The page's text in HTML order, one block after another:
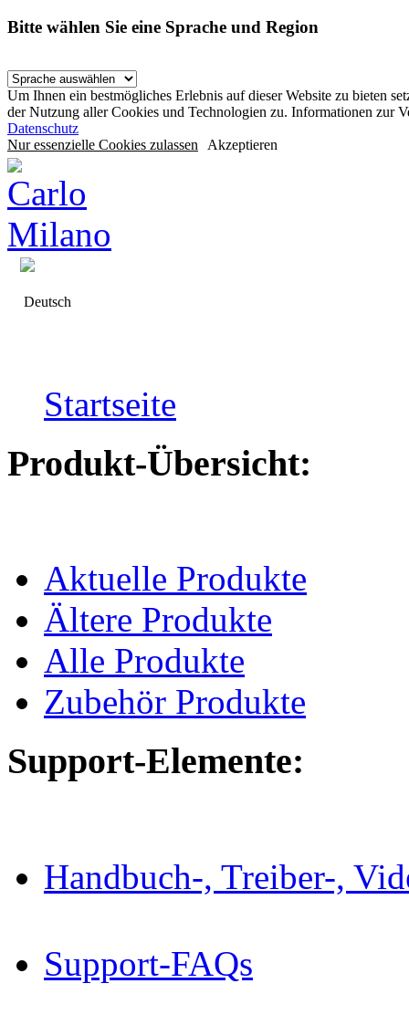
Bitte wählen Sie eine Sprache und Region
Um Ihnen ein bestmögliches Erlebnis auf dieser Website zu bieten
der Nutzung aller Cookies und Technologien zu. Informationen zur
Datenschutz
Nur essenzielle Cookies zulassen Akzeptieren
Deutsch
Startseite
Produkt-Übersicht:
Aktuelle Produkte
Ältere Produkte
Alle Produkte
Zubehör Produkte
Support-Elemente:
Handbuch-, Treiber-,
Support-FAQs